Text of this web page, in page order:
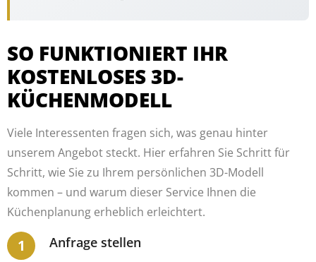
SO FUNKTIONIERT IHR
KOSTENLOSES 3D-
KÜCHENMODELL
Viele Interessenten fragen sich, was genau hinter
unserem Angebot steckt. Hier erfahren Sie Schritt für
Schritt, wie Sie zu Ihrem persönlichen 3D-Modell
kommen – und warum dieser Service Ihnen die
Küchenplanung erheblich erleichtert.
Anfrage stellen